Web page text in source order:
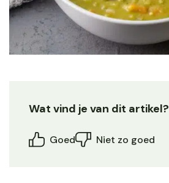
Wat vind je van dit artikel?
Goed Niet zo goed